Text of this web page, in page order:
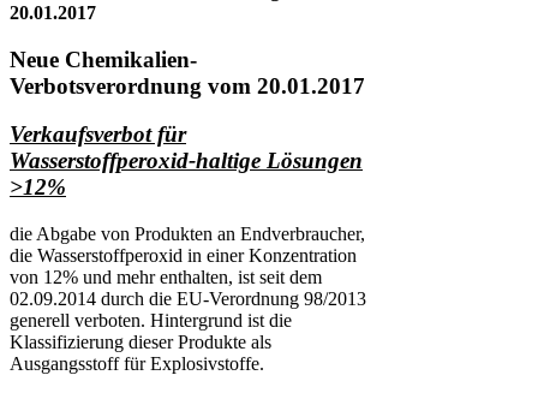
20.01.2017
Neue Chemikalien-
Verbotsverordnung vom 20.01.2017
Verkaufsverbot für
Wasserstoffperoxid-haltige Lösungen
>12%
die Abgabe von Produkten an Endverbraucher,
die Wasserstoffperoxid in einer Konzentration
von 12% und mehr enthalten, ist seit dem
02.09.2014 durch die EU-Verordnung 98/2013
generell verboten. Hintergrund ist die
Klassifizierung dieser Produkte als
Ausgangsstoff für Explosivstoffe.